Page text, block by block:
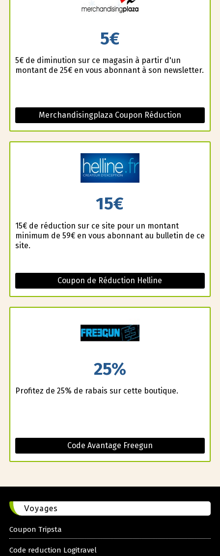
5€
5€ de diminution sur ce magasin à partir d'un
montant de 25€ en vous abonnant à son newsletter.
Merchandisingplaza Coupon Réduction
15€
15€ de réduction sur ce site pour un montant
minimum de 59€ en vous abonnant au bulletin de ce
site.
Coupon de Réduction Helline
25%
Profitez de 25% de rabais sur cette boutique.
Code Avantage Freegun
Voyages
Coupon Tripsta
Code reduction Logitravel